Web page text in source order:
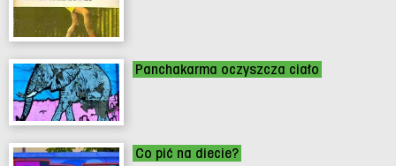
Panchakarma oczyszcza ciało
Co pić na diecie?